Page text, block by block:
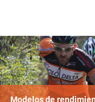
Modelos de